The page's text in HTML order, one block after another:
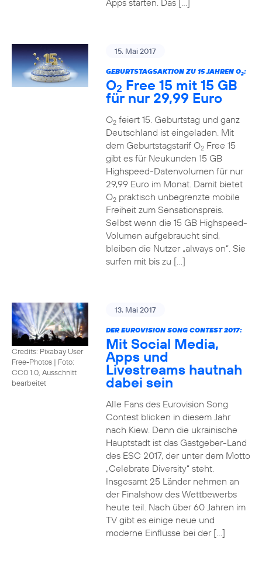
Apps starten. Das […]
15. Mai 2017
GEBURTSTAGSAKTION ZU 15 JAHREN O2:
O2 Free 15 mit 15 GB
für nur 29,99 Euro
O2feiert 15. Geburtstag und ganz
Deutschland ist eingeladen. Mit
dem Geburtstagstarif O2Free 15
gibt es für Neukunden 15 GB
Highspeed-Datenvolumen für nur
29,99 Euro im Monat. Damit bietet
O2praktisch unbegrenzte mobile
Freiheit zum Sensationspreis.
Selbst wenn die 15 GB Highspeed-
Volumen aufgebraucht sind,
bleiben die Nutzer „always on“. Sie
surfen mit bis zu […]
Credits: Pixabay User
Free-Photos | Foto:
CC0 1.0, Ausschnitt
bearbeitet
13. Mai 2017
DER EUROVISION SONG CONTEST 2017:
Mit Social Media,
Apps und
Livestreams hautnah
dabei sein
Alle Fans des Eurovision Song
Contest blicken in diesem Jahr
nach Kiew. Denn die ukrainische
Hauptstadt ist das Gastgeber-Land
des ESC 2017, der unter dem Motto
„Celebrate Diversity“ steht.
Insgesamt 25 Länder nehmen an
der Finalshow des Wettbewerbs
heute teil. Nach über 60 Jahren im
TV gibt es einige neue und
moderne Einflüsse bei der […]